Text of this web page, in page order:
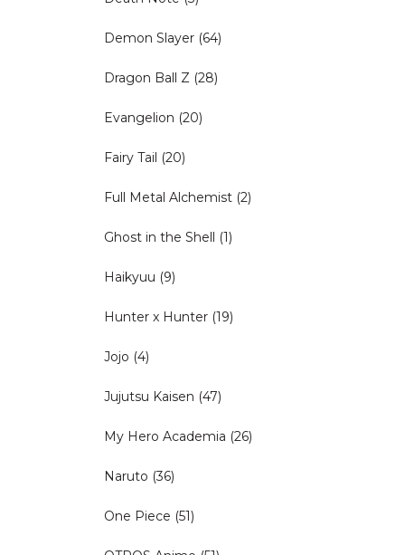
Demon Slayer (64)
Dragon Ball Z (28)
Evangelion (20)
Fairy Tail (20)
Full Metal Alchemist (2)
Ghost in the Shell (1)
Haikyuu (9)
Hunter x Hunter (19)
Jojo (4)
Jujutsu Kaisen (47)
My Hero Academia (26)
Naruto (36)
One Piece (51)